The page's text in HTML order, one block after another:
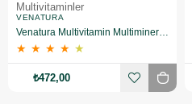
Multivitaminler
VENATURA
Venatura Multivitamin Multimineral ve DHA 30 Kapsül
★ ★ ★ ★ ★
₺472,00